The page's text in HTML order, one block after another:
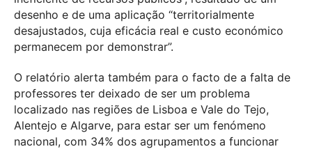
desenho e de uma aplicação “territorialmente
desajustados, cuja eficácia real e custo económico
permanecem por demonstrar”.
O relatório alerta também para o facto de a falta de
professores ter deixado de ser um problema
localizado nas regiões de Lisboa e Vale do Tejo,
Alentejo e Algarve, para estar ser um fenómeno
nacional, com 34% dos agrupamentos a funcionar